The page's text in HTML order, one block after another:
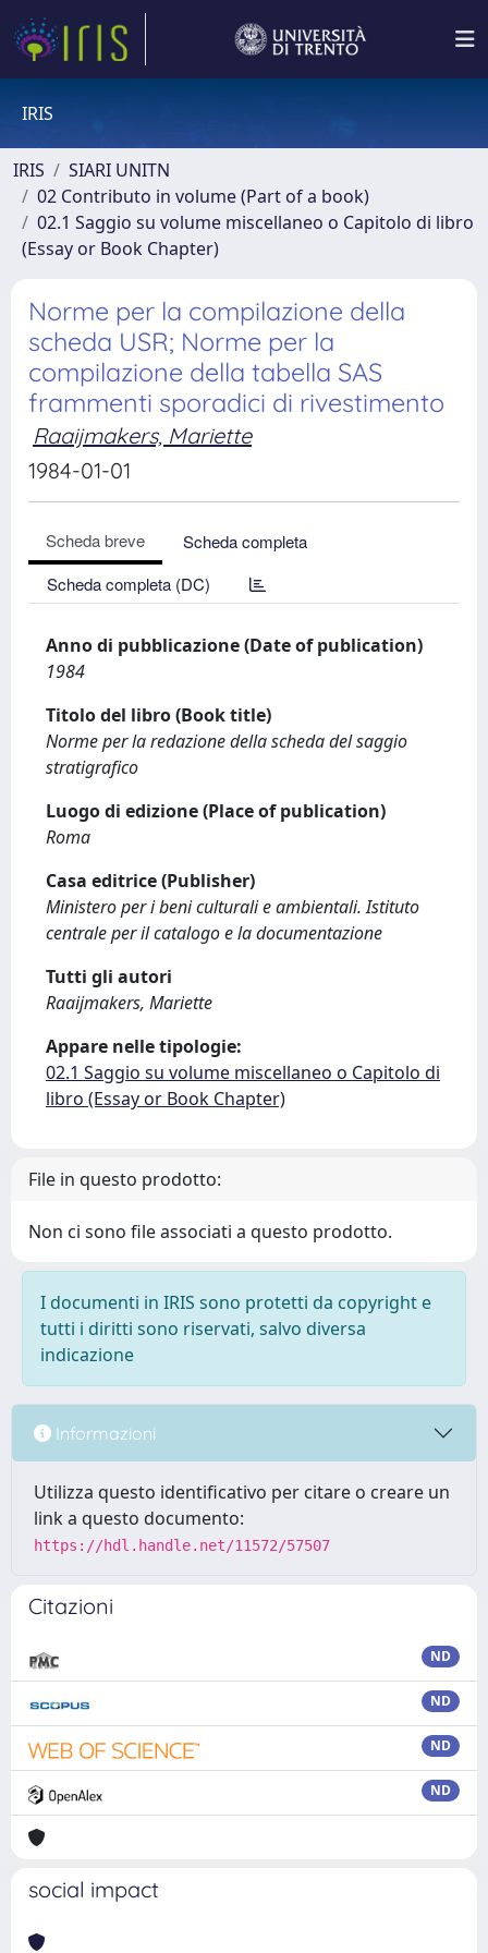
IRIS
IRIS
SIARI UNITN
02 Contributo in volume (Part of a book)
02.1 Saggio su volume miscellaneo o Capitolo di libro
(Essay or Book Chapter)
Norme per la compilazione della
scheda USR; Norme per la
compilazione della tabella SAS
frammenti sporadici di rivestimento
Raaijmakers, Mariette
1984-01-01
Scheda breve
Scheda completa
Scheda completa (DC)
Anno di pubblicazione (Date of publication)
1984
Titolo del libro (Book title)
Norme per la redazione della scheda del saggio
stratigrafico
Luogo di edizione (Place of publication)
Roma
Casa editrice (Publisher)
Ministero per i beni culturali e ambientali. Istituto
centrale per il catalogo e la documentazione
Tutti gli autori
Raaijmakers, Mariette
Appare nelle tipologie:
02.1 Saggio su volume miscellaneo o Capitolo di
libro (Essay or Book Chapter)
File in questo prodotto:
Non ci sono file associati a questo prodotto.
I documenti in IRIS sono protetti da copyright e
tutti i diritti sono riservati, salvo diversa
indicazione
Informazioni
Utilizza questo identificativo per citare o creare un
link a questo documento:
https://hdl.handle.net/11572/57507
Citazioni
ND
ND
ND
ND
social impact